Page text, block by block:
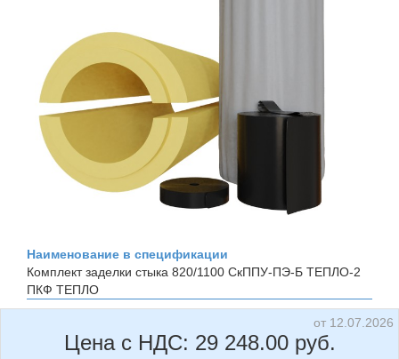
Наименование в спецификации
Комплект заделки стыка 820/1100 СкППУ-ПЭ-Б ТЕПЛО-2
ПКФ ТЕПЛО
от 12.07.2026
Цена с НДС: 29 248.00руб.